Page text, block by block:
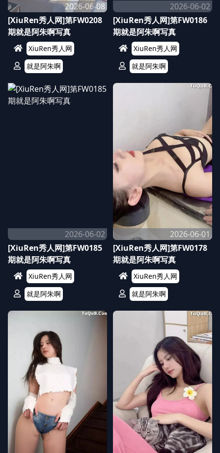
2026-06-08
[XiuRen秀人网]第FW0208
期就是阿朱啊写真
XiuRen秀人网
就是阿朱啊
2026-06-02
[XiuRen秀人网]第FW0186
期就是阿朱啊写真
XiuRen秀人网
就是阿朱啊
2026-06-02
[XiuRen秀人网]第FW0185
期就是阿朱啊写真
XiuRen秀人网
就是阿朱啊
2026-06-01
[XiuRen秀人网]第FW0178
期就是阿朱啊写真
XiuRen秀人网
就是阿朱啊